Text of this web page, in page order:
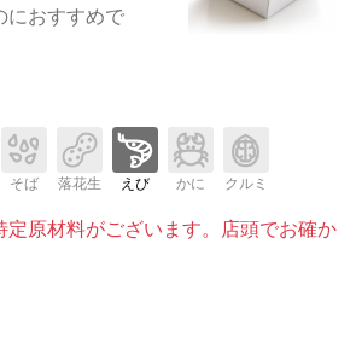
におすすめで
そば 落花生 えび かに クルミ
定原材料がございます。店頭でお確か